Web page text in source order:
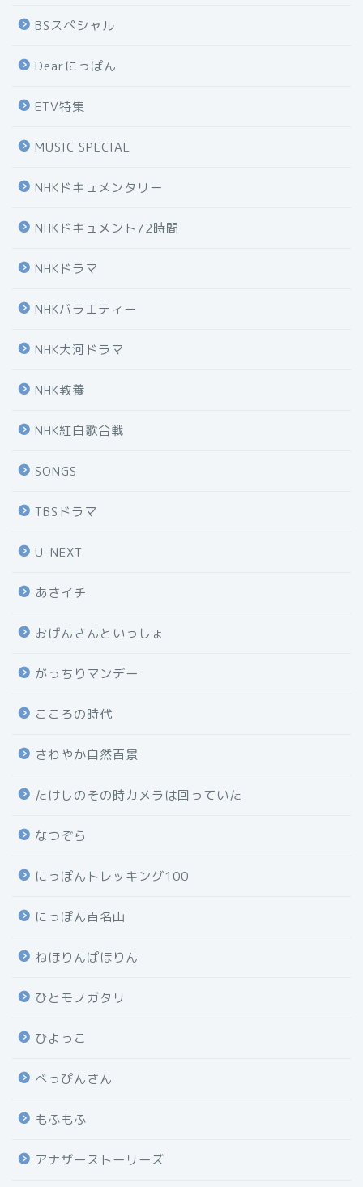
BSスペシャル
Dearにっぽん
ETV特集
MUSIC SPECIAL
NHKドキュメンタリー
NHKドキュメント72時間
NHKドラマ
NHKバラエティー
NHK大河ドラマ
NHK教養
NHK紅白歌合戦
SONGS
TBSドラマ
U-NEXT
あさイチ
おげんさんといっしょ
がっちりマンデー
こころの時代
さわやか自然百景
たけしのその時カメラは回っていた
なつぞら
にっぽんトレッキング100
にっぽん百名山
ねほりんぱほりん
ひとモノガタリ
ひよっこ
べっぴんさん
もふもふ
アナザーストーリーズ